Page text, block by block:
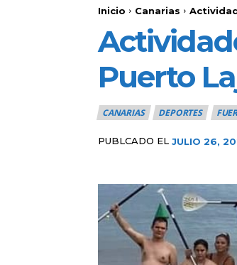
Inicio Canarias
Puerto
CANARIAS DEPORTES
PUBLCADO EL JULIO 26,